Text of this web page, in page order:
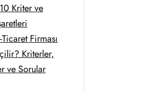
Kriter ve
Firması
Kriterler,
ve Sorular